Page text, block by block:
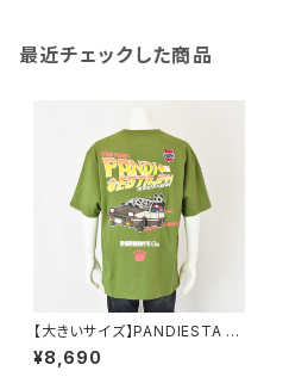
最近チェックした商品
【大きいサイズ】PANDIESTA J
APAN｜ハコノリパンダTシャツ
｜パンディエスタジャパン メン
¥8,690